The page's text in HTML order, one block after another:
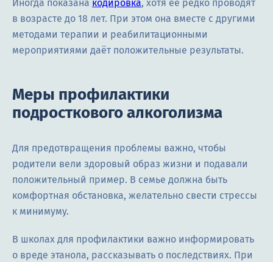
Иногда показана кодировка, хотя её редко проводят
в возрасте до 18 лет. При этом она вместе с другими
методами терапии и реабилитационными
мероприятиями даёт положительные результаты.
Меры профилактики
подросткового алкоголизма
Для предотвращения проблемы важно, чтобы
родители вели здоровый образ жизни и подавали
положительный пример. В семье должна быть
комфортная обстановка, желательно свести стрессы
к минимуму.
В школах для профилактики важно информировать
о вреде этанола, рассказывать о последствиях. При